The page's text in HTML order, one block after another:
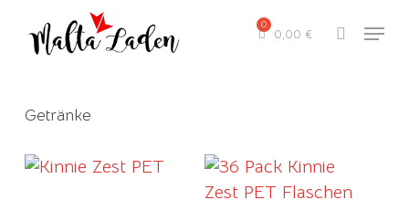
0,00 € search
Menu
Getränke